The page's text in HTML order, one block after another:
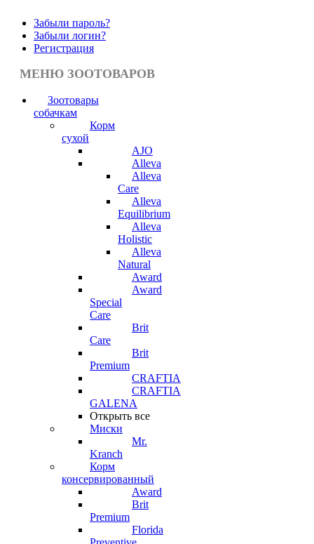
Забыли пароль?
Забыли логин?
Регистрация
МЕНЮ ЗООТОВАРОВ
Зоотовары
собачкам
Корм
сухой
AJO
Alleva
Alleva
Care
Alleva
Equilibrium
Alleva
Holistic
Alleva
Natural
Award
Award
Special
Care
Brit
Care
Brit
Premium
CRAFTIA
CRAFTIA
GALENA
Открыть все
Миски
Mr.
Kranch
Корм
консервированный
Award
Brit
Premium
Florida